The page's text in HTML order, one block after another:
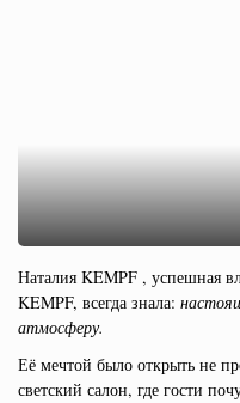
Наталия KEMPF , успешная
KEMPF, всегда знала:
атмосферу.
Её мечтой было открыть не
светский салон, где гости